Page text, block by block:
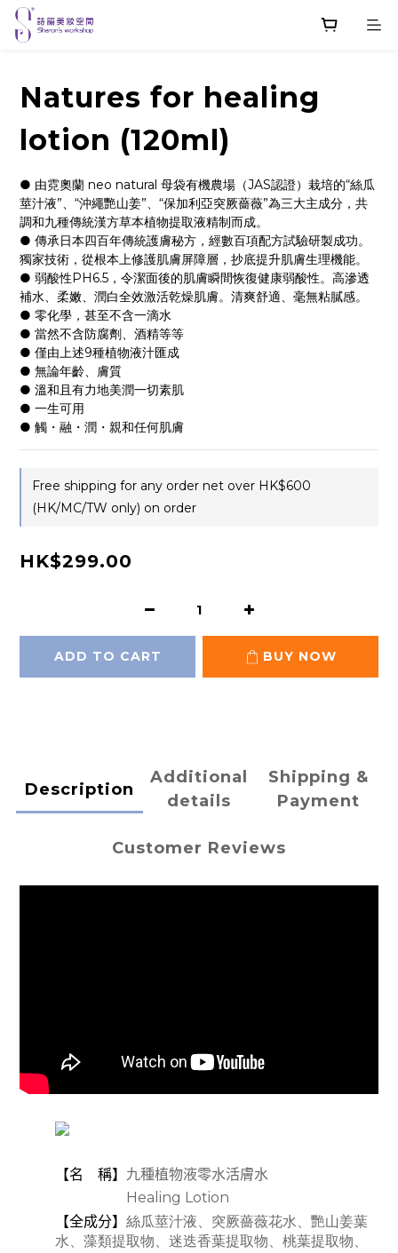
Natures for healing
lotion (120ml)
● 由霓奧蘭 neo natural 母袋有機農場（JAS認證）栽培的“絲瓜
莖汁液”、“沖繩艷山姜”、“保加利亞突厥薔薇”為三大主成分，共
調和九種傳統漢方草本植物提取液精制而成。
● 傳承日本四百年傳統護膚秘方，經數百項配方試驗研製成功。
獨家技術，從根本上修護肌膚屏障層，抄底提升肌膚生理機能。
● 弱酸性PH6.5，令潔面後的肌膚瞬間恢復健康弱酸性。高滲透
補水、柔嫩、潤白全效激活乾燥肌膚。清爽舒適、毫無粘膩感。
● 零化學，甚至不含一滴水
● 當然不含防腐劑、酒精等等
● 僅由上述9種植物液汁匯成
● 無論年齡、膚質
● 溫和且有力地美潤一切素肌
● 一生可用
● 觸・融・潤・親和任何肌膚
Free shipping for any order net over HK$600
(HK/MC/TW only) on order
HK$299.00
ADD TO CART BUY NOW
Description
Additional
details
Shipping &
Payment
Customer Reviews
【名 稱】 九種植物液零水活膚水
Healing Lotion
【全成分】 絲瓜莖汁液、突厥薔薇花水、艷山姜葉
水、藻類提取物、迷迭香葉提取物、桃葉提取物、